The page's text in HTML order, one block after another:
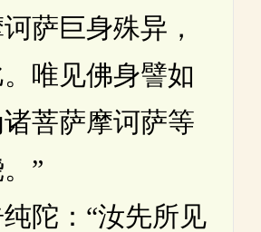
萨巨身殊异，
唯见佛身譬如
菩萨摩诃萨等
”
：“汝先所见